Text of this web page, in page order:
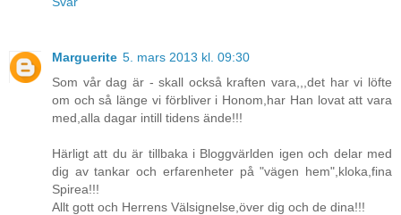
Marguerite 5. mars 2013 kl. 09:30
Som vår dag är - skall också kraften vara,,,det har vi löfte
om och så länge vi förbliver i Honom,har Han lovat att vara
med,alla dagar intill tidens ände!!!
Härligt att du är tillbaka i Bloggvärlden igen och delar med
dig av tankar och erfarenheter på "vägen hem",kloka,fina
Spirea!!!
Allt gott och Herrens Välsignelse,över dig och de dina!!!